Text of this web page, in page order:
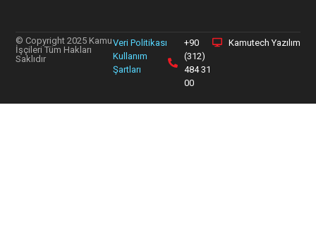
© Copyright 2025 Kamu
İşçileri Tüm Hakları
Saklıdır
Veri Politikası
Kullanım
Şartları
+90
(312)
484 31
00
Kamutech Yazılım